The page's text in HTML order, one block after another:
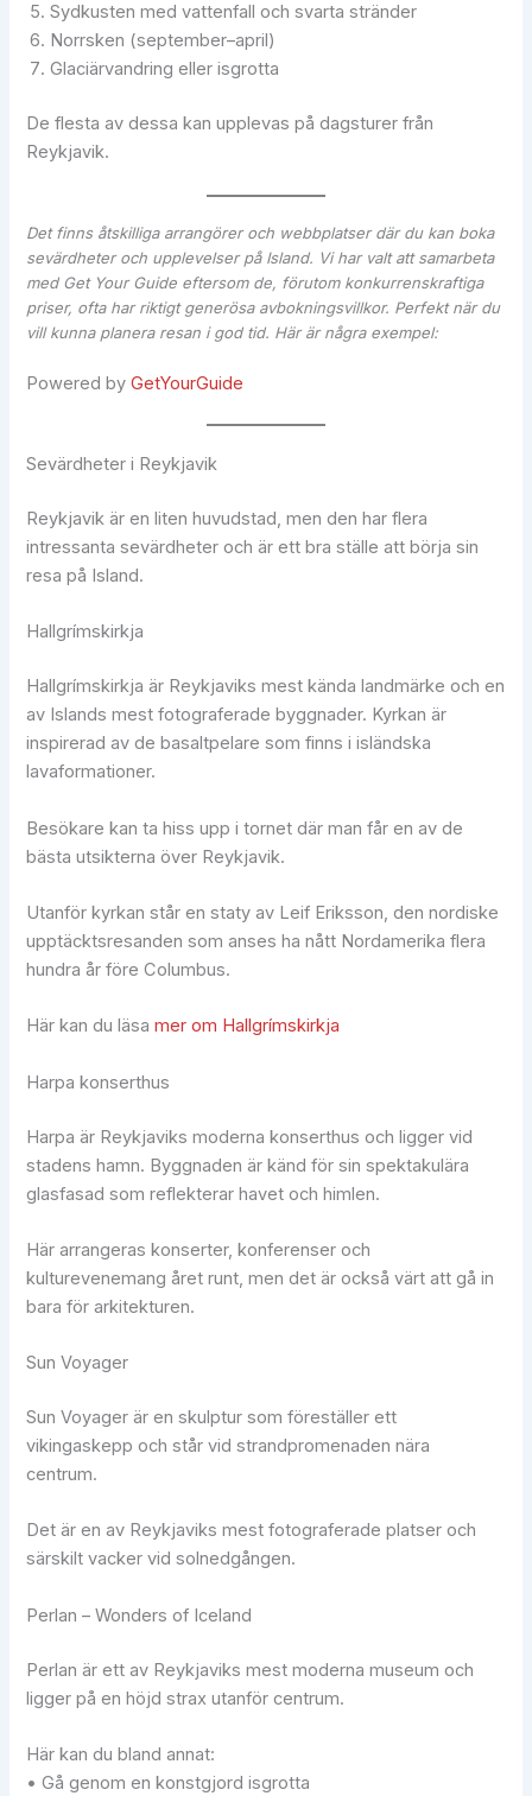
Sydkusten med vattenfall och svarta stränder
Norrsken (september–april)
Glaciärvandring eller isgrotta
De flesta av dessa kan upplevas på dagsturer från
Reykjavik.
Det finns åtskilliga arrangörer och webbplatser där du kan boka
sevärdheter och upplevelser på Island. Vi har valt att samarbeta
med Get Your Guide eftersom de, förutom konkurrenskraftiga
priser, ofta har riktigt generösa avbokningsvillkor. Perfekt när du
vill kunna planera resan i god tid. Här är några exempel:
Powered byGetYourGuide
Sevärdheter i Reykjavik
Reykjavik är en liten huvudstad, men den har flera
intressanta sevärdheter och är ett bra ställe att börja sin
resa på Island.
Hallgrímskirkja
Hallgrímskirkja är Reykjaviks mest kända landmärke och en
av Islands mest fotograferade byggnader. Kyrkan är
inspirerad av de basaltpelare som finns i isländska
lavaformationer.
Besökare kan ta hiss upp i tornet där man får en av de
bästa utsikterna över Reykjavik.
Utanför kyrkan står en staty av Leif Eriksson, den nordiske
upptäcktsresanden som anses ha nått Nordamerika flera
hundra år före Columbus.
Här kan du läsamer om Hallgrímskirkja
Harpa konserthus
Harpa är Reykjaviks moderna konserthus och ligger vid
stadens hamn. Byggnaden är känd för sin spektakulära
glasfasad som reflekterar havet och himlen.
Här arrangeras konserter, konferenser och
kulturevenemang året runt, men det är också värt att gå in
bara för arkitekturen.
Sun Voyager
Sun Voyager är en skulptur som föreställer ett
vikingaskepp och står vid strandpromenaden nära
centrum.
Det är en av Reykjaviks mest fotograferade platser och
särskilt vacker vid solnedgången.
Perlan – Wonders of Iceland
Perlan är ett av Reykjaviks mest moderna museum och
ligger på en höjd strax utanför centrum.
Här kan du bland annat:
• Gå genom en konstgjord isgrotta